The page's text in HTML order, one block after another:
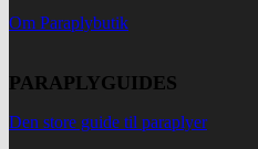
Om Paraplybutik
PARAPLYGUIDES
Den store guide til paraplyer